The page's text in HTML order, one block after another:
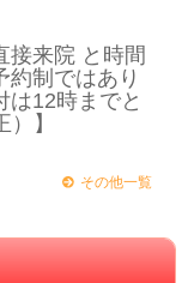
来院 と時間
約制ではあり
は12時までと
】
その他一覧